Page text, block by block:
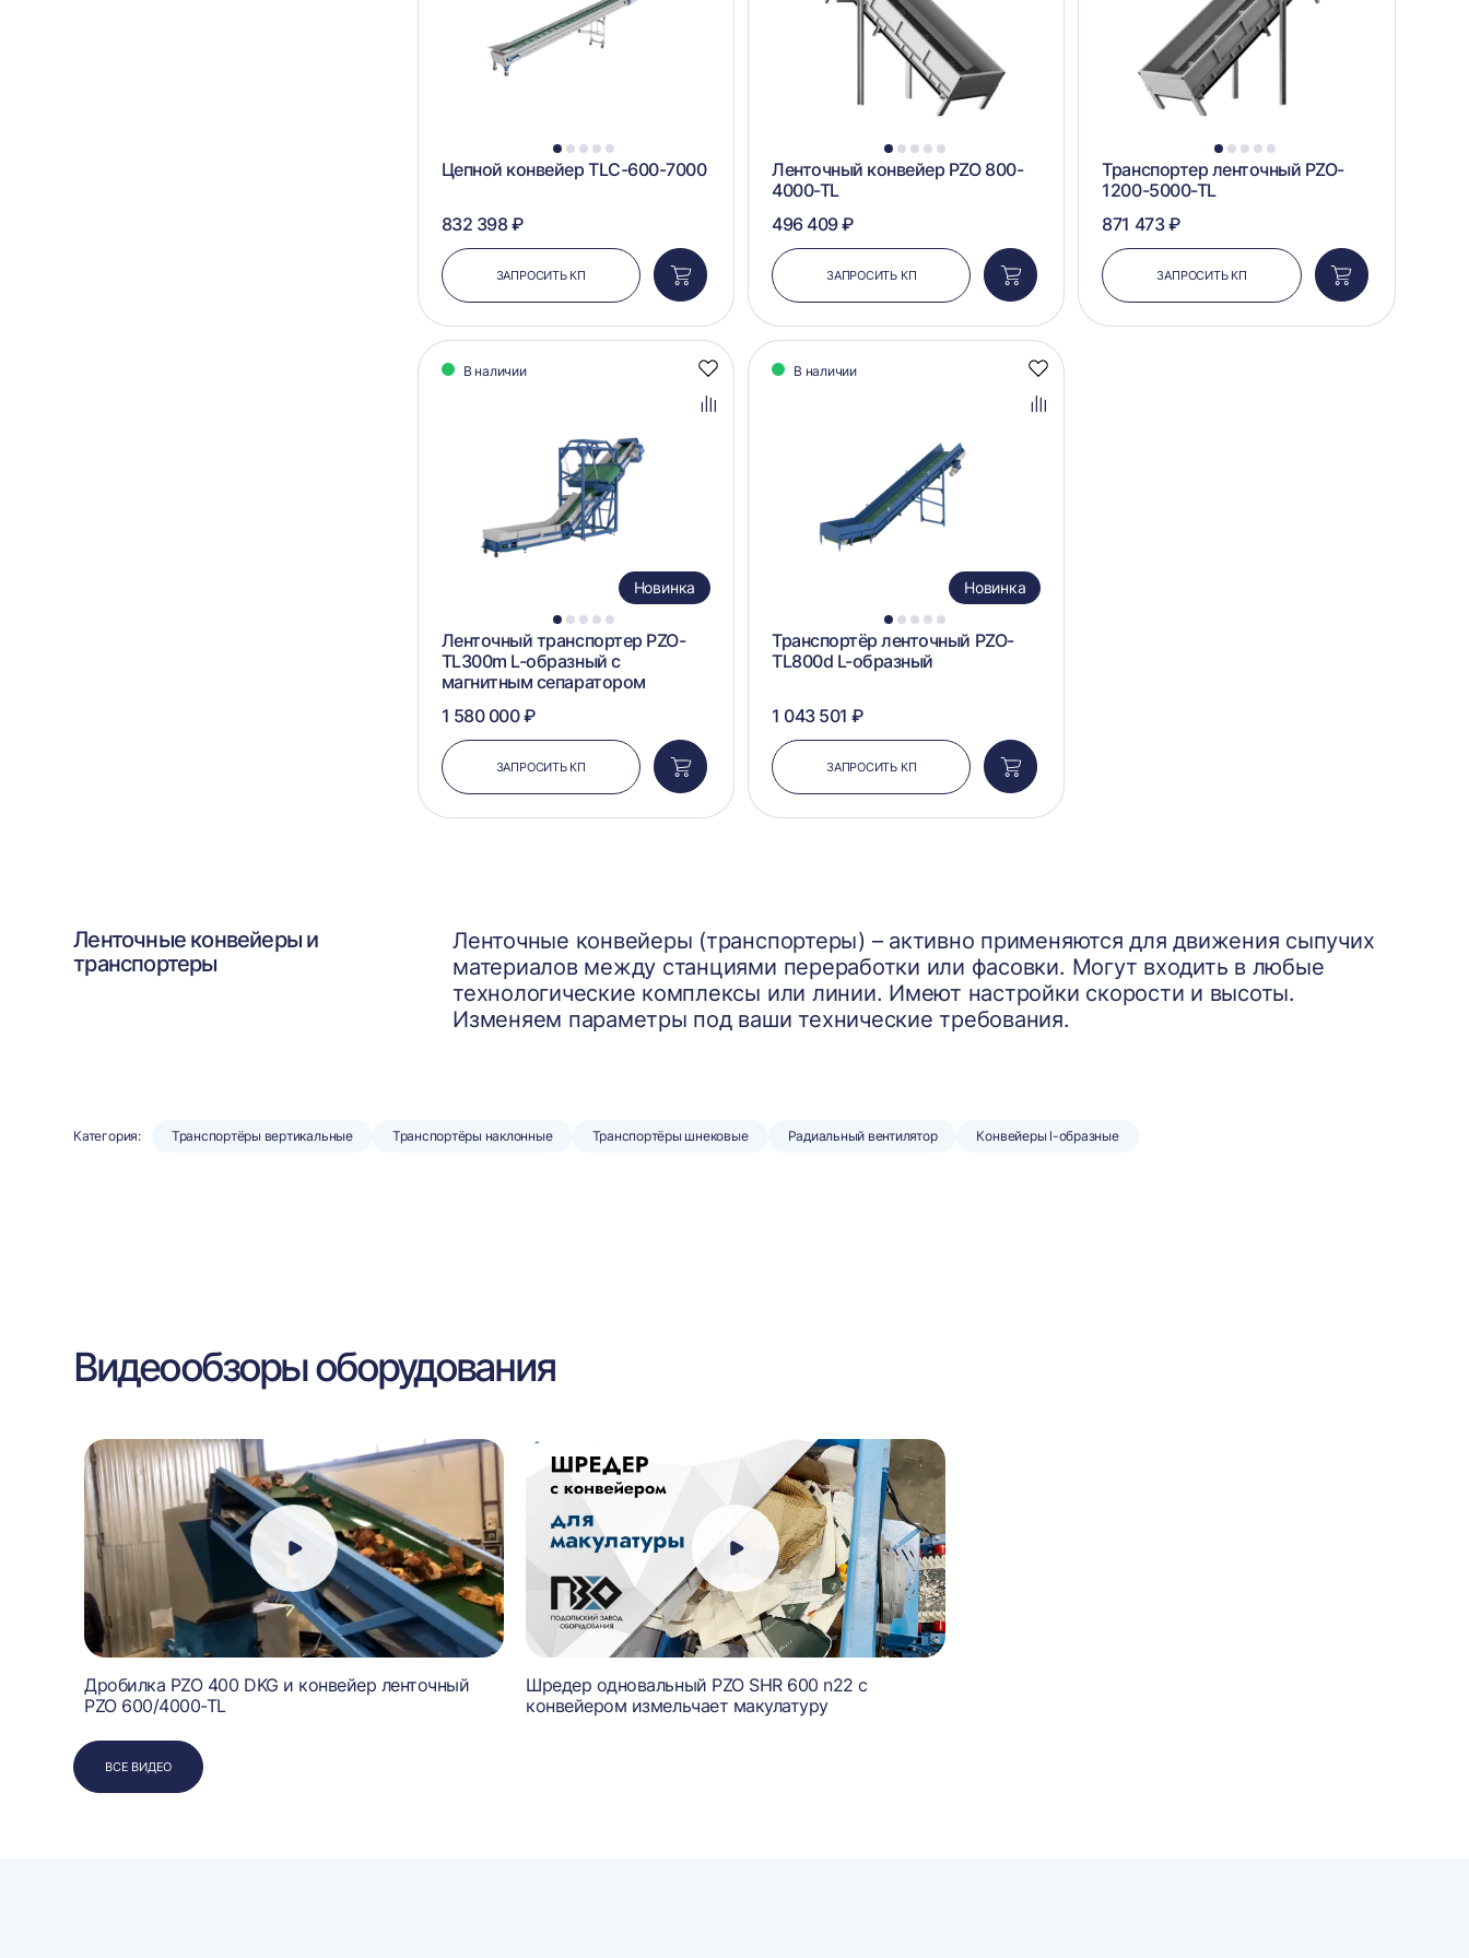
1 2 3 4 5
Цепной конвейер TLC-600-7000
832 398 ₽
ЗАПРОСИТЬ КП
Добавить
в
корзину
1 2 3 4 5
Ленточный конвейер PZO 800-
4000-TL
496 409 ₽
ЗАПРОСИТЬ КП
Добавить
в
корзину
1 2 3 4 5
Транспортер ленточный PZO-
1200-5000-TL
871 473 ₽
ЗАПРОСИТЬ КП
Добавить
в
корзину
В наличии
Добавить
Добавить
1 2 3 4 5
Новинка
Ленточный транспортер PZO-
TL300m L-образный с
магнитным сепаратором
1 580 000 ₽
ЗАПРОСИТЬ КП
Добавить
в
корзину
В наличии
Добавить
Добавить
1 2 3 4 5
Новинка
Транспортёр ленточный PZO-
TL800d L-образный
1 043 501 ₽
ЗАПРОСИТЬ КП
Добавить
в
корзину
Ленточные конвейеры и
транспортеры
Ленточные конвейеры (транспортеры) – активно применяются для движения сыпучих
материалов между станциями переработки или фасовки. Могут входить в любые
технологические комплексы или линии. Имеют настройки скорости и высоты.
Изменяем параметры под ваши технические требования.
Категория: Транспортёры вертикальные Транспортёры наклонные Транспортёры шнековые Радиальный вентилятор Конвейеры l-образные
Видеообзоры оборудования
Дробилка PZO 400 DKG и конвейер ленточный
PZO 600/4000-TL
Шредер одновальный PZO SHR 600 n22 с
конвейером измельчает макулатуру
ВСЕ ВИДЕО